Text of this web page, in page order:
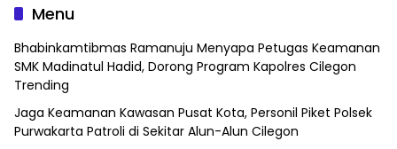
Menu
Bhabinkamtibmas Ramanuju Menyapa Petugas Keamanan
SMK Madinatul Hadid, Dorong Program Kapolres Cilegon
Trending
Jaga Keamanan Kawasan Pusat Kota, Personil Piket Polsek
Purwakarta Patroli di Sekitar Alun-Alun Cilegon